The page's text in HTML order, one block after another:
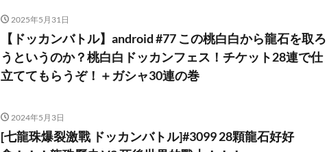
2025年5月31日
【ドッカンバトル】android #77 この桃白白から龍石を取ろ
うというのか？桃白白ドッカンフェス！チケット28連で仕
立ててもらうぞ！＋ガシャ30連の巻
2024年5月3日
[七龍珠爆裂激戰 ドッカンバトル]#3099 28顆龍石好好